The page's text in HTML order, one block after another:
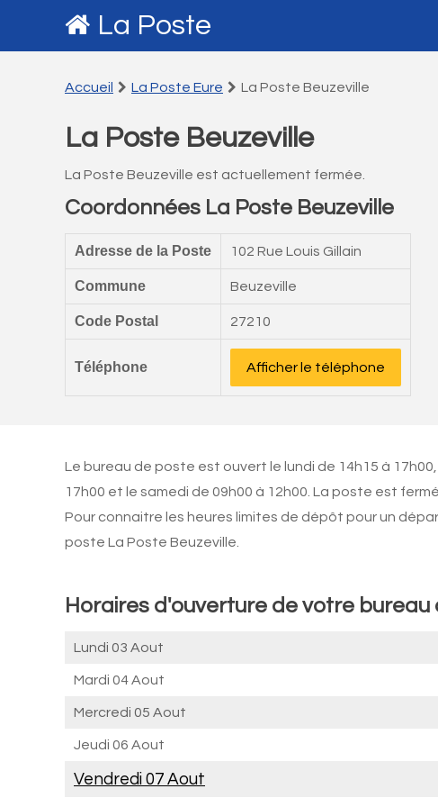
La Poste
Accueil La Poste Eure La Poste Beuzeville
La Poste Beuzeville
La Poste Beuzeville est actuellement fermée.
Coordonnées La Poste Beuzeville
Adresse de la Poste 102 Rue Louis Gillain
Commune Beuzeville
Code Postal 27210
Téléphone Afficher le téléphone
Le bureau de poste est ouvert le lundi de 14h15 à
17h00 et le samedi de 09h00 à 12h00. La poste est
Pour connaitre les heures limites de dépôt pour un
poste La Poste Beuzeville.
Horaires d'ouverture de votre bureau
Lundi 03 Aout
Mardi 04 Aout
Mercredi 05 Aout
Jeudi 06 Aout
Vendredi 07 Aout